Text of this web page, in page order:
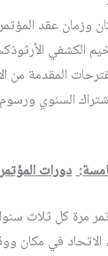
وزمان عقد
الكشفي
المقدمة من
السنوي
:دورات المؤتمر
مرة كل ثلاث
في مكان